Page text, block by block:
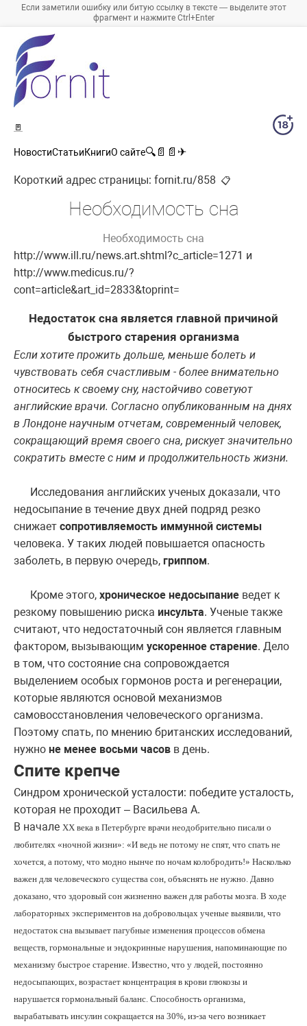
Если заметили ошибку или битую ссылку в тексте — выделите этот
фрагмент и нажмите Ctrl+Enter
🚪
НовостиСтатьиКнигиО сайте🔍 📄 📄 ✈
Короткий адрес страницы: fornit.ru/858 📋
Необходимость сна
Необходимость сна
http://www.ill.ru/news.art.shtml?c_article=1271 и
http://www.medicus.ru/?
cont=article&art_id=2833&toprint=
Недостаток сна является главной причиной
быстрого старения организма
Если хотите прожить дольше, меньше болеть и
чувствовать себя счастливым - более внимательно
относитесь к своему сну, настойчиво советуют
английские врачи. Согласно опубликованным на днях
в Лондоне научным отчетам, современный человек,
сокращающий время своего сна, рискует значительно
сократить вместе с ним и продолжительность жизни.
Исследования английских ученых доказали, что
недосыпание в течение двух дней подряд резко
снижает сопротивляемость иммунной системы
человека. У таких людей повышается опасность
заболеть, в первую очередь, гриппом.
Кроме этого, хроническое недосыпание ведет к
резкому повышению риска инсульта. Ученые также
считают, что недостаточный сон является главным
фактором, вызывающим ускоренное старение. Дело
в том, что состояние сна сопровождается
выделением особых гормонов роста и регенерации,
которые являются основой механизмов
самовосстановления человеческого организма.
Поэтому спать, по мнению британских исследований,
нужно не менее восьми часов в день.
Спите крепче
Синдром хронической усталости: победите усталость,
которая не проходит – Васильева А.
В начале XX века в Петербурге врачи неодобрительно писали о
любителях «ночной жизни»: «И ведь не потому не спят, что спать не
хочется, а потому, что модно нынче по ночам колобродить!» Насколько
важен для человеческого существа сон, объяснять не нужно. Давно
доказано, что здоровый сон жизненно важен для работы мозга. В ходе
лабораторных экспериментов на добровольцах ученые выявили, что
недостаток сна вызывает пагубные изменения процессов обмена
веществ, гормональные и эндокринные нарушения, напоминающие по
механизму быстрое ста­рение. Известно, что у людей, постоянно
недосыпающих, возрастает концентрация в крови глюкозы и
нарушается гормональный баланс. Способность организма,
вырабатывать инсулин сокращается на 30%, из-за чего возникает